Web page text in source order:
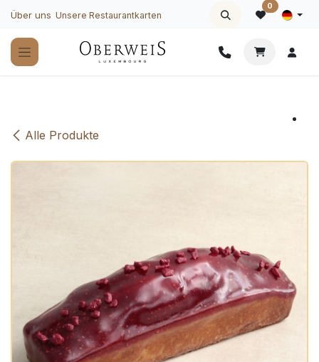
Zum Inhalt springen
Über uns Unsere Restaurantkarten
0
Alle Produkte